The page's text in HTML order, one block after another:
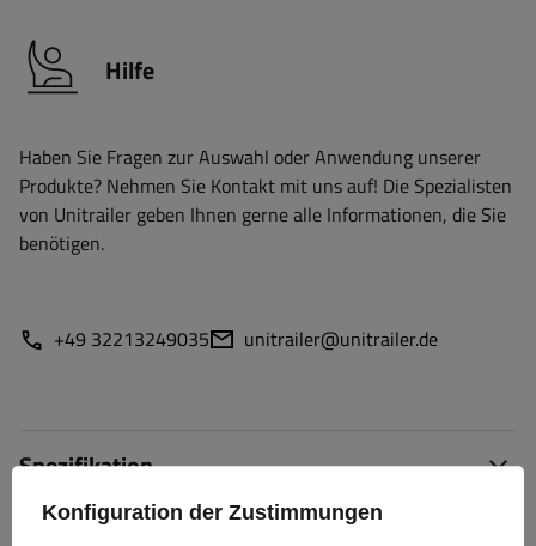
Hilfe
Haben Sie Fragen zur Auswahl oder Anwendung unserer
Produkte? Nehmen Sie Kontakt mit uns auf! Die Spezialisten
von Unitrailer geben Ihnen gerne alle Informationen, die Sie
benötigen.
+49 32213249035 unitrailer@unitrailer.de
Spezifikation
Lieferung
Konfiguration der Zustimmungen